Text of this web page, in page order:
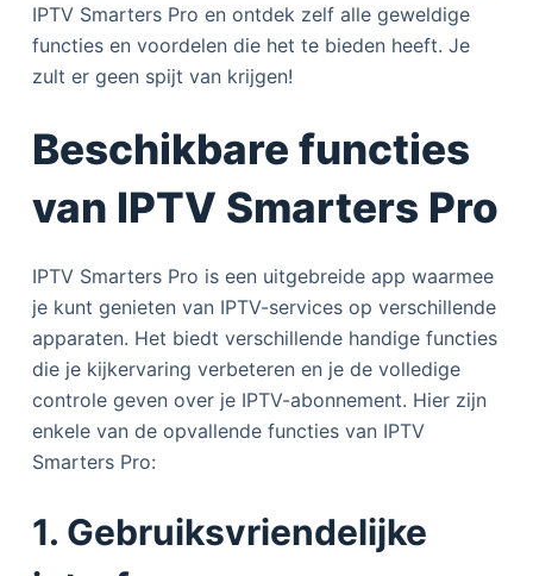
IPTV Smarters Pro en ontdek zelf alle geweldige
functies en voordelen die het te bieden heeft. Je
zult er geen spijt van krijgen!
Beschikbare functies
van IPTV Smarters Pro
IPTV Smarters Pro is een uitgebreide app waarmee
je kunt genieten van IPTV-services op verschillende
apparaten. Het biedt verschillende handige functies
die je kijkervaring verbeteren en je de volledige
controle geven over je IPTV-abonnement. Hier zijn
enkele van de opvallende functies van IPTV
Smarters Pro:
1. Gebruiksvriendelijke